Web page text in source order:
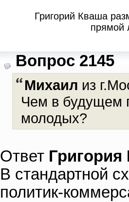
Григорий Кваша
прямой
Вопрос 2145
Михаил из
Чем в будущем
молодых?
Ответ
В стандартной
политик-